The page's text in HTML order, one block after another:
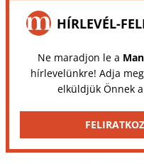
HÍRLEVÉL-
Ne maradjon le a
hírlevelünkre! Adja
elküldjük Önnek